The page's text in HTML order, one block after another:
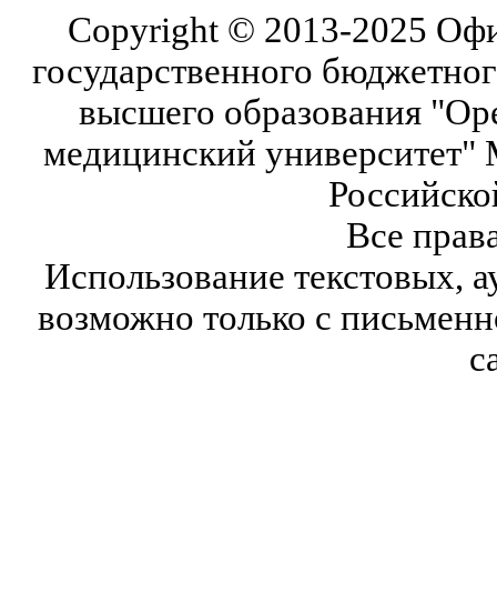
Copyright © 2013-2025
государственного
высшего образования
медицинский университет"
Все
Использование текстовых,
возможно только с